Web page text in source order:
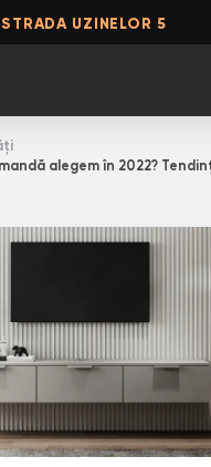
UZINELOR 5
alegem în 2022?